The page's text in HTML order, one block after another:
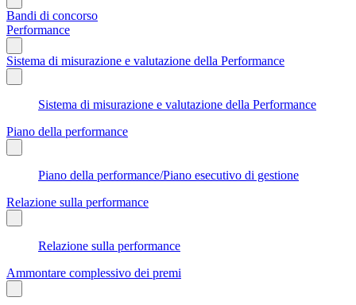
Bandi di concorso
Performance
Sistema di misurazione e valutazione della Performance
Sistema di misurazione e valutazione della Performance
Piano della performance
Piano della performance/Piano esecutivo di gestione
Relazione sulla performance
Relazione sulla performance
Ammontare complessivo dei premi